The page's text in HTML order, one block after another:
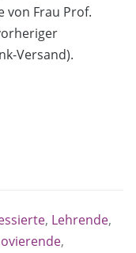
von Frau Prof.
Versand).
, Lehrende,
,